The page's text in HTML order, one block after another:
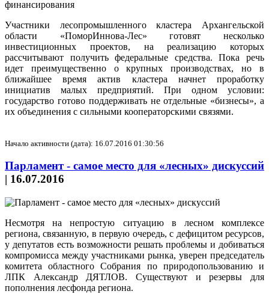
Участники лесопромышленного кластера Архангельской
области «ПоморИннова-Лес» готовят несколько
инвестиционных проектов, на реализацию которых
рассчитывают получить федеральные средства. Пока речь
идет преимущественно о крупных производствах, но в
ближайшее время актив кластера начнет проработку
инициатив малых предприятий. При одном условии:
государство готово поддерживать не отдельные «бизнесы», а
их объединения с сильными кооператорскими связями.
Начало активности (дата): 16.07.2016 01:30:56
Парламент - самое место для «лесных» дискуссий
| 16.07.2016
Несмотря на непростую ситуацию в лесном комплексе
региона, связанную, в первую очередь, с дефицитом ресурсов,
у депутатов есть возможности решать проблемы и добиваться
компромисса между участниками рынка, уверен председатель
комитета областного Собрания по природопользованию и
ЛПК Александр ДЯТЛОВ. Существуют и резервы для
пополнения лесфонда региона.